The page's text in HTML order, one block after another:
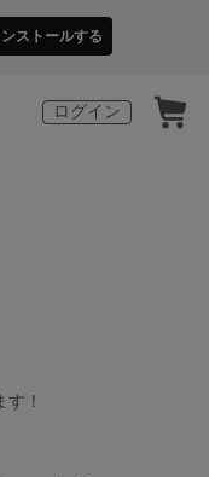
ストールする
ログイン
！